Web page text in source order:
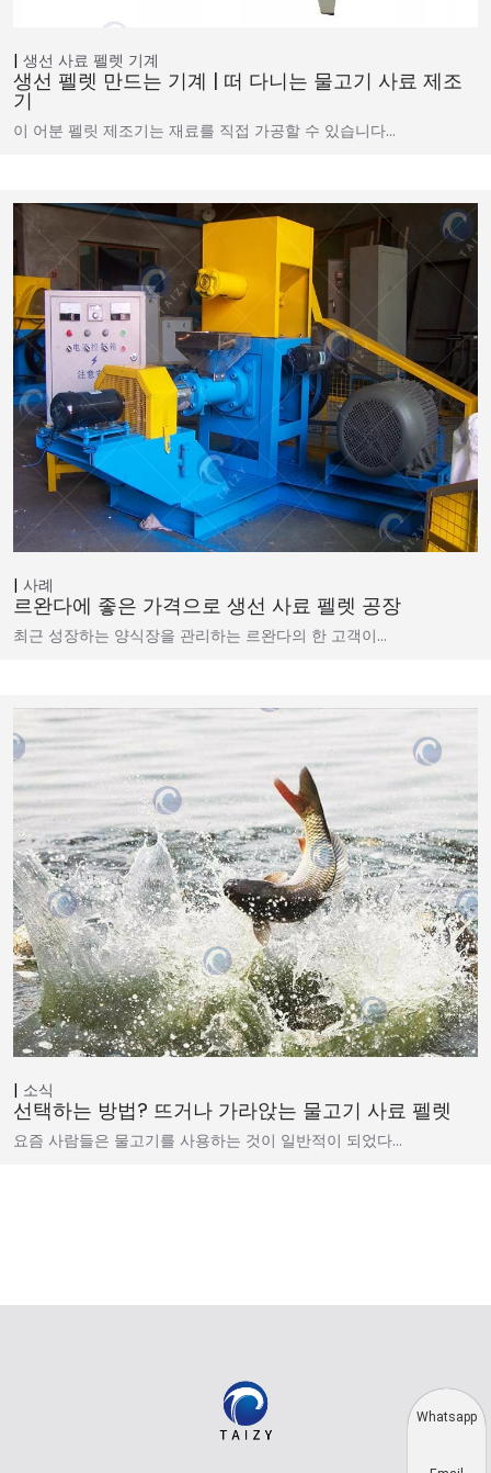
생선 사료 펠렛 기계
생선 펠렛 만드는 기계 | 떠 다니는 물고기 사료 제조
기
이 어분 펠릿 제조기는 재료를 직접 가공할 수 있습니다…
사례
르완다에 좋은 가격으로 생선 사료 펠렛 공장
최근 성장하는 양식장을 관리하는 르완다의 한 고객이…
소식
선택하는 방법? 뜨거나 가라앉는 물고기 사료 펠렛
요즘 사람들은 물고기를 사용하는 것이 일반적이 되었다…
Whatsapp